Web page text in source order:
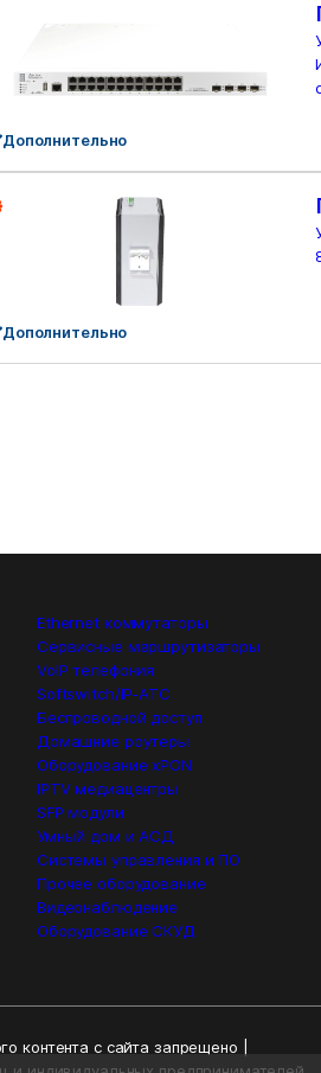
Дополнительно
Дополнительно
Ethernet коммутаторы
Сервисные маршрутизаторы
VoIP телефония
Softswitch/IP-ATC
Беспроводной доступ
Домашние роутеры
Оборудование xPON
IPTV медиацентры
SFP модули
Умный дом и АСД
Системы управления и ПО
Прочее оборудование
Видеонаблюдение
Оборудование СКУД
с сайта запрещено |